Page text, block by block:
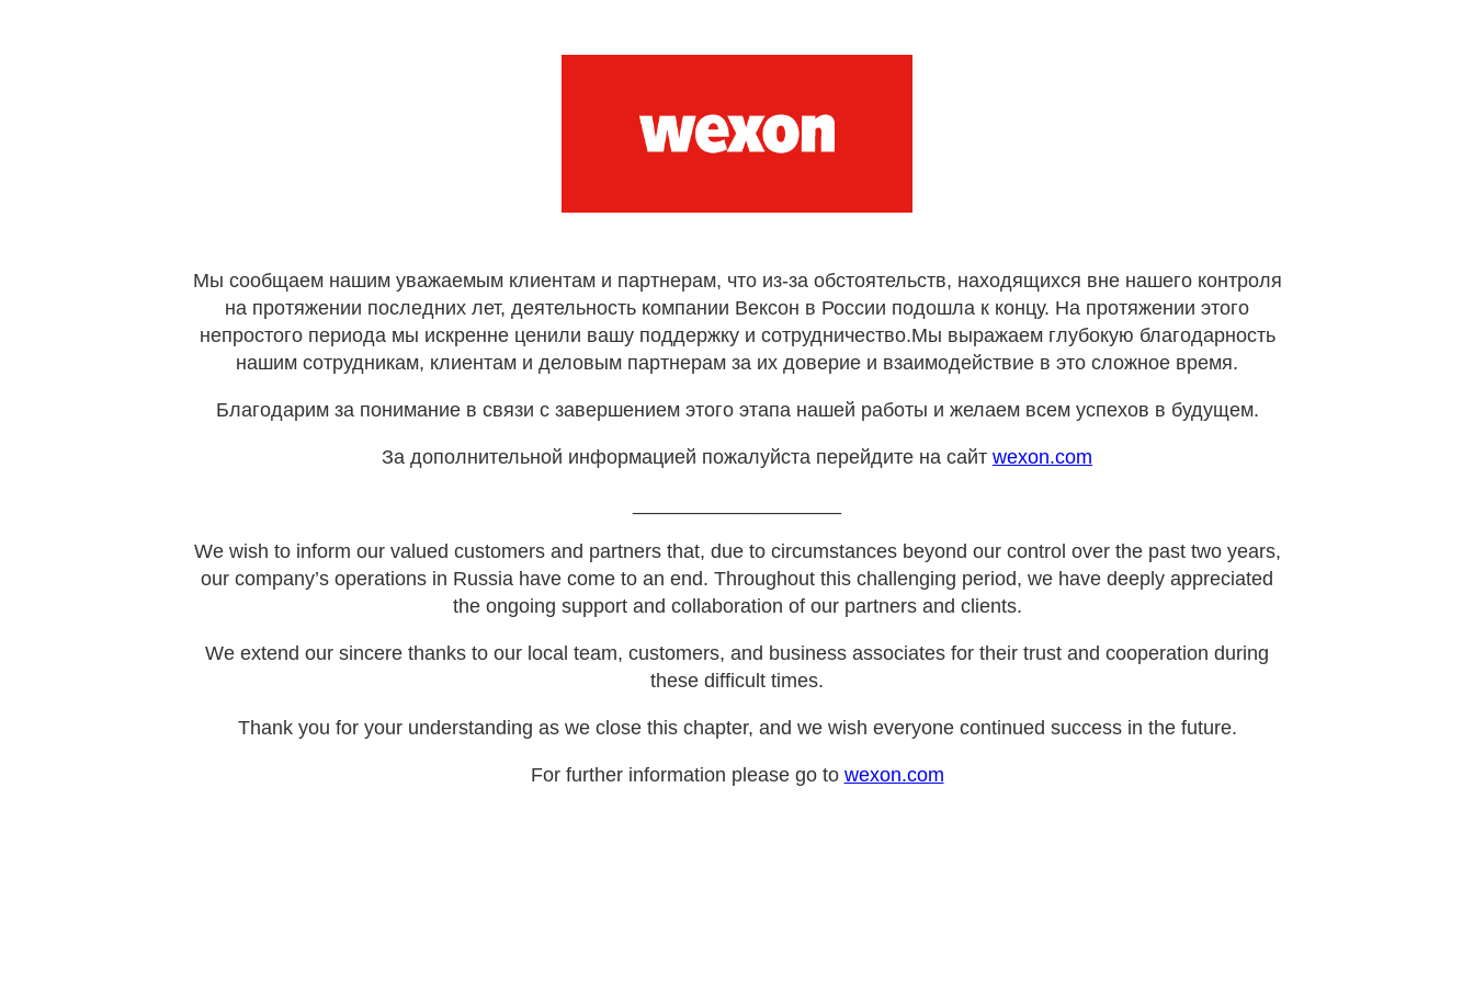
Мы сообщаем нашим уважаемым клиентам и партнерам, что из-за обстоятельств, находящихся вне нашего контроля
на протяжении последних лет, деятельность компании Вексон в России подошла к концу. На протяжении этого
непростого периода мы искренне ценили вашу поддержку и сотрудничество.Мы выражаем глубокую благодарность
нашим сотрудникам, клиентам и деловым партнерам за их доверие и взаимодействие в это сложное время.
Благодарим за понимание в связи с завершением этого этапа нашей работы и желаем всем успехов в будущем.
За дополнительной информацией пожалуйста перейдите на сайт wexon.com
We wish to inform our valued customers and partners that, due to circumstances beyond our control over the past two years,
our company’s operations in Russia have come to an end. Throughout this challenging period, we have deeply appreciated
the ongoing support and collaboration of our partners and clients.
We extend our sincere thanks to our local team, customers, and business associates for their trust and cooperation during
these difficult times.
Thank you for your understanding as we close this chapter, and we wish everyone continued success in the future.
For further information please go to wexon.com